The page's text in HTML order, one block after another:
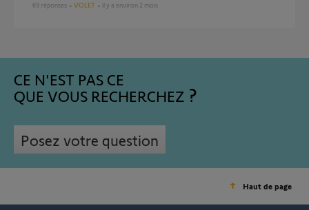
69 réponses VOLET il y a environ 2 mois
CE N'EST PAS CE
QUE VOUS RECHERCHEZ
Posez votre question
Haut de page